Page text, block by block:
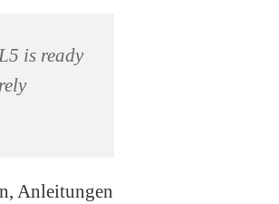
is ready
Anleitungen